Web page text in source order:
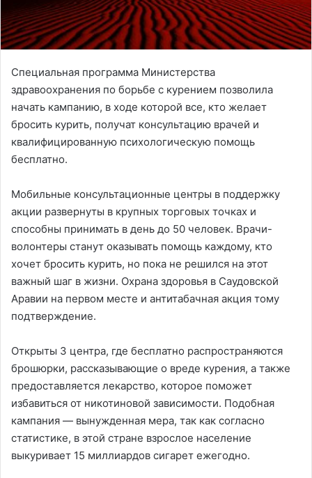
Специальная программа Министерства
здравоохранения по борьбе с курением позволила
начать кампанию, в ходе которой все, кто желает
бросить курить, получат консультацию врачей и
квалифицированную психологическую помощь
бесплатно.
Мобильные консультационные центры в поддержку
акции развернуты в крупных торговых точках и
способны принимать в день до 50 человек. Врачи-
волонтеры станут оказывать помощь каждому, кто
хочет бросить курить, но пока не решился на этот
важный шаг в жизни. Охрана здоровья в Саудовской
Аравии на первом месте и антитабачная акция тому
подтверждение.
Открыты 3 центра, где бесплатно распространяются
брошюрки, рассказывающие о вреде курения, а также
предоставляется лекарство, которое поможет
избавиться от никотиновой зависимости. Подобная
кампания — вынужденная мера, так как согласно
статистике, в этой стране взрослое население
выкуривает 15 миллиардов сигарет ежегодно.